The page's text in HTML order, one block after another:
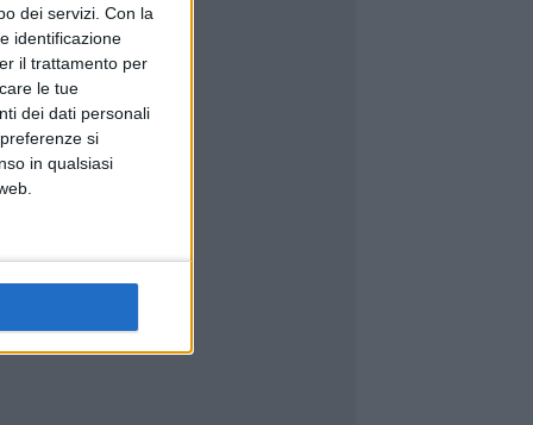
dei servizi. Con la
identificazione
il trattamento per
le tue
dei dati personali
si
in qualsiasi